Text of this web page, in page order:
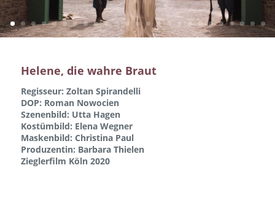
Helene, die wahre Braut
Regisseur: Zoltan Spirandelli
DOP: Roman Nowocien
Szenenbild: Utta Hagen
Kostümbild: Elena Wegner
Maskenbild: Christina Paul
Produzentin: Barbara Thielen
Zieglerfilm Köln 2020